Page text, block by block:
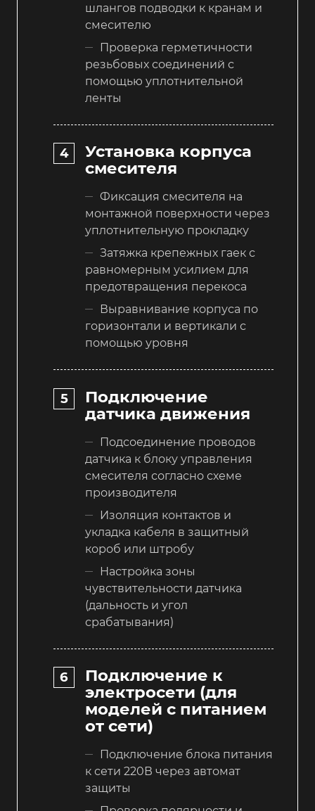
шлангов подводки к кранам и
смесителю
Проверка герметичности
резьбовых соединений с
помощью уплотнительной
ленты
Установка корпуса
смесителя
Фиксация смесителя на
монтажной поверхности через
уплотнительную прокладку
Затяжка крепежных гаек с
равномерным усилием для
предотвращения перекоса
Выравнивание корпуса по
горизонтали и вертикали с
помощью уровня
Подключение
датчика движения
Подсоединение проводов
датчика к блоку управления
смесителя согласно схеме
производителя
Изоляция контактов и
укладка кабеля в защитный
короб или штробу
Настройка зоны
чувствительности датчика
(дальность и угол
срабатывания)
Подключение к
электросети (для
моделей с питанием
от сети)
Подключение блока питания
к сети 220В через автомат
защиты